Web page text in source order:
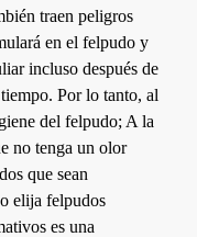
traen peligros
en el felpudo y
incluso después de
Por lo tanto, al
del felpudo; A la
no tenga un olor
que sean
elija felpudos
es una